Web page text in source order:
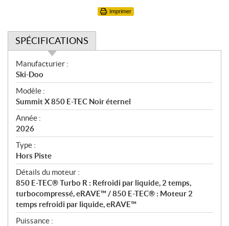
Imprimer
SPÉCIFICATIONS
S
p
é
c
i
f
i
c
a
t
i
o
n
s
Manufacturier :
Ski-Doo
Modèle :
Summit X 850 E-TEC Noir éternel
Année :
2026
Type :
Hors Piste
Détails du moteur :
850 E-TEC® Turbo R : Refroidi par liquide, 2 temps,
turbocompressé, eRAVE™ / 850 E-TEC® : Moteur 2
temps refroidi par liquide, eRAVE™
Puissance :